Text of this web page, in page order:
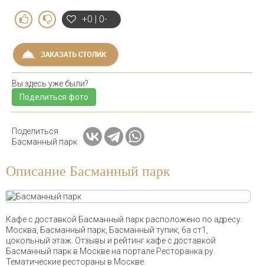
+0 | 0-
Вы здесь уже были?
Поделиться фото
Поделиться
Басманный парк
Описание Басманный парк
Кафе с доставкой Басманный парк расположено по адресу:
Москва, Басманный парк, Басманный тупик, 6а ст1,
цокольный этаж. Отзывы и рейтинг кафе с доставкой
Басманный парк в Москве на портале Ресторанка.ру.
Тематические рестораны в Москве.